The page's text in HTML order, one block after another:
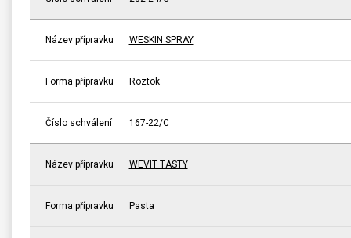
Název přípravku WESKIN SPRAY
Forma přípravku Roztok
Číslo schválení 167-22/C
Název přípravku WEVIT TASTY
Forma přípravku Pasta